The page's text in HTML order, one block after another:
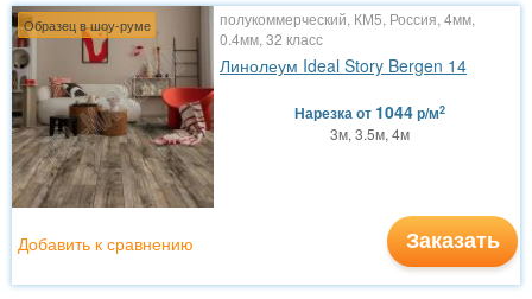
Образец в шоу-руме
полукоммерческий, КМ5, Россия, 4мм,
0.4мм, 32 класс
Линолеум Ideal Story Bergen 14
Нарезкаот 1044р/м2
3м, 3.5м, 4м
Заказать
Добавить к сравнению